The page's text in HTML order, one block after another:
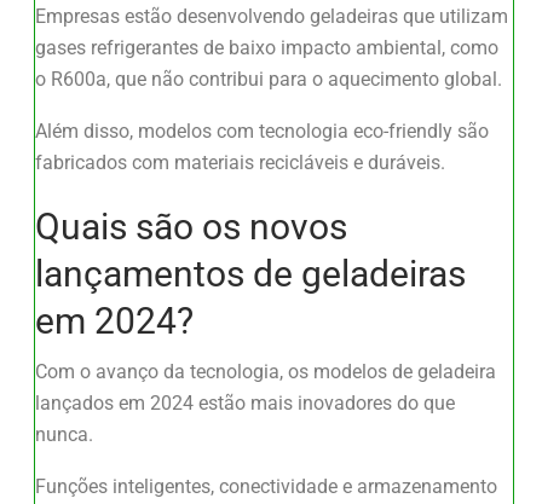
Empresas estão desenvolvendo geladeiras que utilizam
gases refrigerantes de baixo impacto ambiental, como
o R600a, que não contribui para o aquecimento global.
Além disso, modelos com tecnologia eco-friendly são
fabricados com materiais recicláveis e duráveis.
Quais são os novos
lançamentos de geladeiras
em 2024?
Com o avanço da tecnologia, os modelos de geladeira
lançados em 2024 estão mais inovadores do que
nunca.
Funções inteligentes, conectividade e armazenamento